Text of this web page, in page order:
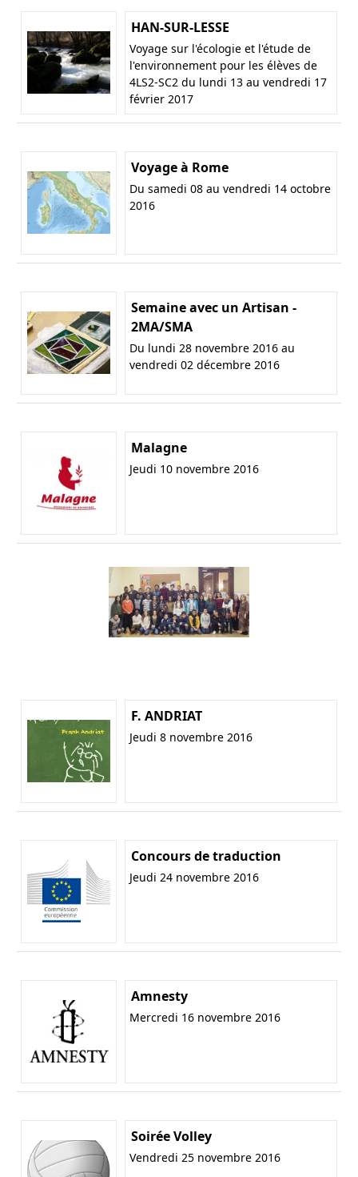
HAN-SUR-LESSE
Voyage sur l'écologie et l'étude de
l'environnement pour les élèves de
4LS2-SC2 du lundi 13 au vendredi 17
février 2017
Voyage à Rome
Du samedi 08 au vendredi 14 octobre
2016
Semaine avec un Artisan -
2MA/SMA
Du lundi 28 novembre 2016 au
vendredi 02 décembre 2016
Malagne
Jeudi 10 novembre 2016
F. ANDRIAT
Jeudi 8 novembre 2016
Concours de traduction
Jeudi 24 novembre 2016
Amnesty
Mercredi 16 novembre 2016
Soirée Volley
Vendredi 25 novembre 2016